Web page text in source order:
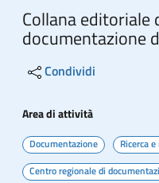
Collana editoriale
documentazione
Condividi
Area di attività
Documentazione Ricerca
Centro regionale di